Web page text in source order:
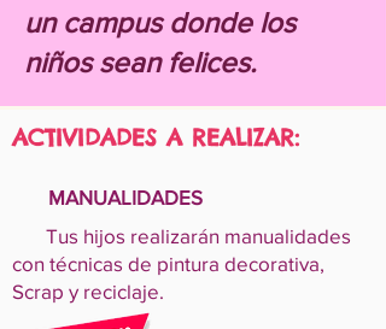
un campus donde los
niños sean felices.
ACTIVIDADES A REALIZAR:
Tus hijos realizarán manualidades
con técnicas de pintura decorativa,
Scrap y reciclaje.
MANUALIDADES